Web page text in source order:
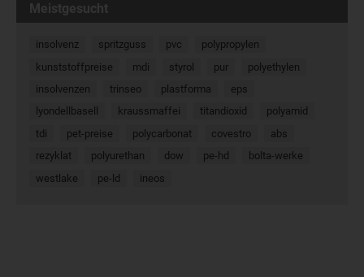
Meistgesucht
insolvenz spritzguss pvc
polypropylen
kunststoffpreise
mdi styrol pur
polyethylen
insolvenzen
trinseo plastforma
eps
lyondellbasell
kraussmaffei titandioxid
polyamid
tdi
pet-preise polycarbonat covestro
abs
rezyklat
polyurethan dow pe-hd
bolta-werke
westlake
pe-ld ineos